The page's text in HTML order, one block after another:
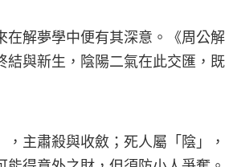
在解夢學中便有其深意。《周公
結與新生，陰陽二氣在此交匯，
，主肅殺與收斂；死人屬「陰」